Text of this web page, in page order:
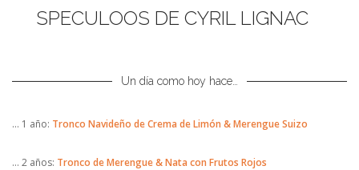
SPECULOOS DE CYRIL LIGNAC
Un día como hoy hace…
… 1 año: Tronco Navideño de Crema de Limón & Merengue Suizo
… 2 años: Tronco de Merengue & Nata con Frutos Rojos